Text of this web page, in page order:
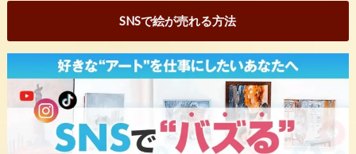
SNSで絵が売れる方法